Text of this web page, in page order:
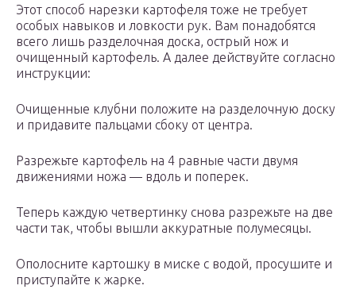
Этот способ нарезки картофеля тоже не требует
особых навыков и ловкости рук. Вам понадобятся
всего лишь разделочная доска, острый нож и
очищенный картофель. А далее действуйте согласно
инструкции:
Очищенные клубни положите на разделочную доску
и придавите пальцами сбоку от центра.
Разрежьте картофель на 4 равные части двумя
движениями ножа — вдоль и поперек.
Теперь каждую четвертинку снова разрежьте на две
части так, чтобы вышли аккуратные полумесяцы.
Ополосните картошку в миске с водой, просушите и
приступайте к жарке.